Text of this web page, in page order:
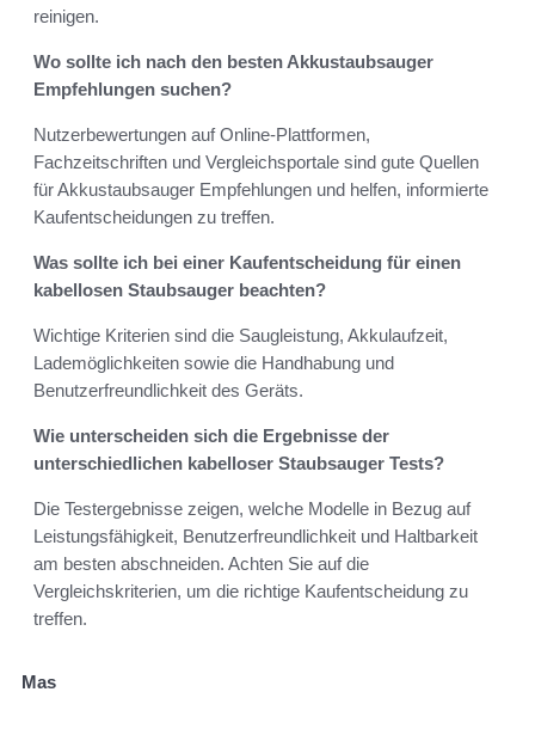
reinigen.
Wo sollte ich nach den besten Akkustaubsauger
Empfehlungen suchen?
Nutzerbewertungen auf Online-Plattformen,
Fachzeitschriften und Vergleichsportale sind gute Quellen
für Akkustaubsauger Empfehlungen und helfen, informierte
Kaufentscheidungen zu treffen.
Was sollte ich bei einer Kaufentscheidung für einen
kabellosen Staubsauger beachten?
Wichtige Kriterien sind die Saugleistung, Akkulaufzeit,
Lademöglichkeiten sowie die Handhabung und
Benutzerfreundlichkeit des Geräts.
Wie unterscheiden sich die Ergebnisse der
unterschiedlichen kabelloser Staubsauger Tests?
Die Testergebnisse zeigen, welche Modelle in Bezug auf
Leistungsfähigkeit, Benutzerfreundlichkeit und Haltbarkeit
am besten abschneiden. Achten Sie auf die
Vergleichskriterien, um die richtige Kaufentscheidung zu
treffen.
Mas